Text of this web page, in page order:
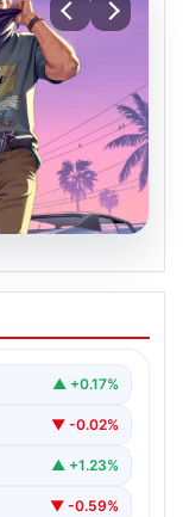
“ Güçlü
▲ +0.17%
▼ -0.02%
▲ +1.23%
▼ -0.59%